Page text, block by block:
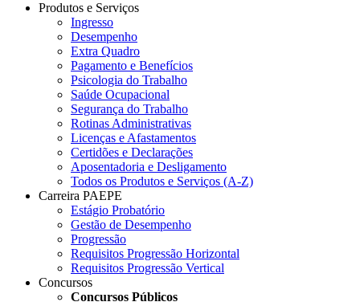
Produtos e Serviços
Ingresso
Desempenho
Extra Quadro
Pagamento e Benefícios
Psicologia do Trabalho
Saúde Ocupacional
Segurança do Trabalho
Rotinas Administrativas
Licenças e Afastamentos
Certidões e Declarações
Aposentadoria e Desligamento
Todos os Produtos e Serviços (A-Z)
Carreira PAEPE
Estágio Probatório
Gestão de Desempenho
Progressão
Requisitos Progressão Horizontal
Requisitos Progressão Vertical
Concursos
Concursos Públicos